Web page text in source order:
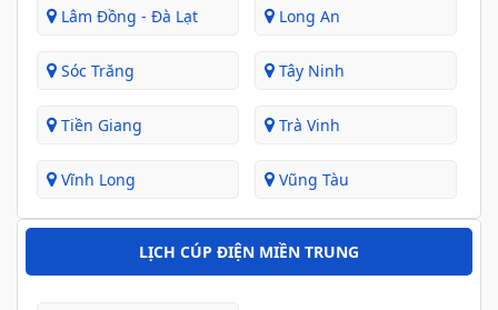
Lâm Đồng - Đà Lạt Long An
Sóc Trăng Tây Ninh
Tiền Giang Trà Vinh
Vĩnh Long Vũng Tàu
LỊCH CÚP ĐIỆN MIỀN TRUNG